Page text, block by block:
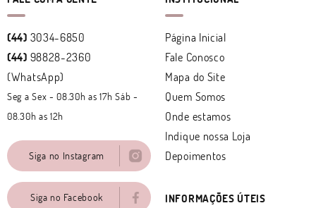
(44) 3034-6850
(44) 98828-2360
(WhatsApp)
Seg a Sex - 08.30h as 17h Sáb -
08.30h as 12h
Siga no Instagram
Siga no Facebook
Página Inicial
Fale Conosco
Mapa do Site
Quem Somos
Onde estamos
Indique nossa Loja
Depoimentos
INFORMAÇÕES ÚTEIS